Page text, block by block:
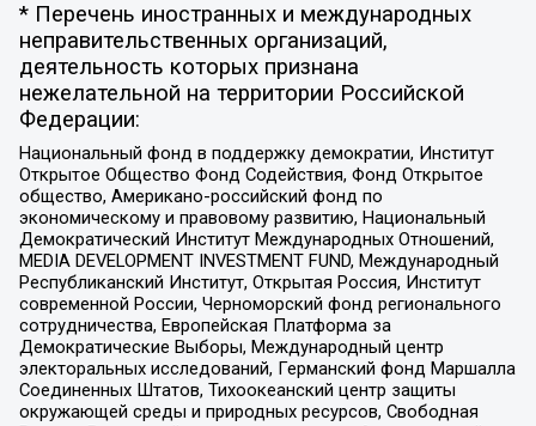
* Перечень иностранных и международных
неправительственных организаций,
деятельность которых признана
нежелательной на территории Российской
Федерации:
Национальный фонд в поддержку демократии, Институт
Открытое Общество Фонд Содействия, Фонд Открытое
общество, Американо-российский фонд по
экономическому и правовому развитию, Национальный
Демократический Институт Международных Отношений,
MEDIA DEVELOPMENT INVESTMENT FUND, Международный
Республиканский Институт, Открытая Россия, Институт
современной России, Черноморский фонд регионального
сотрудничества, Европейская Платформа за
Демократические Выборы, Международный центр
электоральных исследований, Германский фонд Маршалла
Соединенных Штатов, Тихоокеанский центр защиты
окружающей среды и природных ресурсов, Свободная